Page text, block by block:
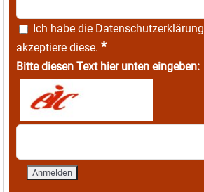
Ich habe die Datenschutzerklärung
akzeptiere diese. *
Bitte diesen Text hier unten eingeben: